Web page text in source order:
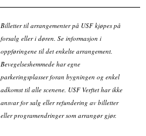
Billetter til arrangementer på USF kjøpes på
forsalg eller i døren. Se informasjon i
oppføringene til det enkelte arrangement.
Bevegelseshemmede har egne
parkeringsplasser foran bygningen og enkel
adkomst til alle scenene. USF Verftet har ikke
ansvar for salg eller refundering av billetter
eller programendringer som arrangør gjør.